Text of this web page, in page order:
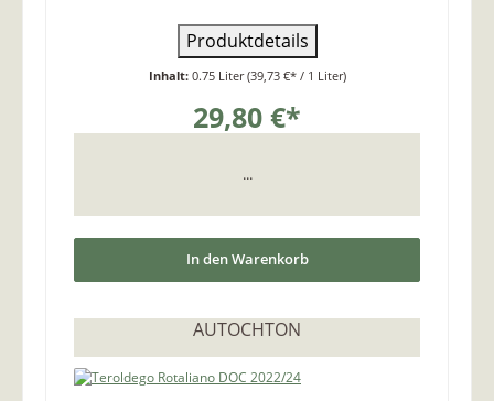
Produktdetails
Inhalt: 0.75 Liter(39,73 €* / 1 Liter)
29,80 €*
...
In den Warenkorb
AUTOCHTON